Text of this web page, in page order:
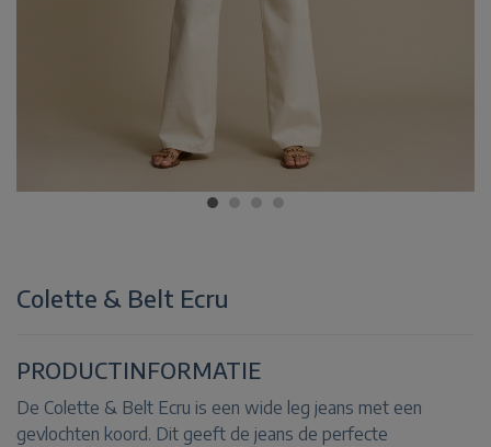
Colette & Belt Ecru
PRODUCTINFORMATIE
De Colette & Belt Ecru is een wide leg jeans met een
gevlochten koord. Dit geeft de jeans de perfecte